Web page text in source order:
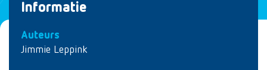
Informatie
Auteurs
Jimmie Leppink